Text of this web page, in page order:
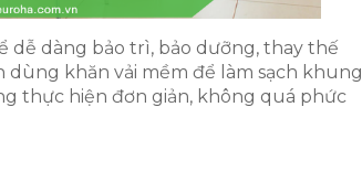
dễ dàng bảo trì, bảo dưỡng, thay thế
khăn vải mềm để làm sạch khung
thực hiện đơn giản, không quá phức